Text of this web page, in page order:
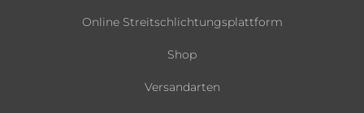
Online Streitschlichtungsplattform
Shop
Versandarten